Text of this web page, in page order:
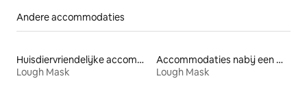
Andere accommodaties
Huisdiervriendelijke accommodaties
Lough Mask
Accommodaties nabij een meer
Lough Mask